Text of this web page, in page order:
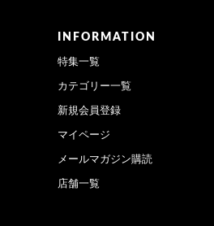
INFORMATION
特集一覧
カテゴリー一覧
新規会員登録
マイページ
メールマガジン購読
店舗一覧